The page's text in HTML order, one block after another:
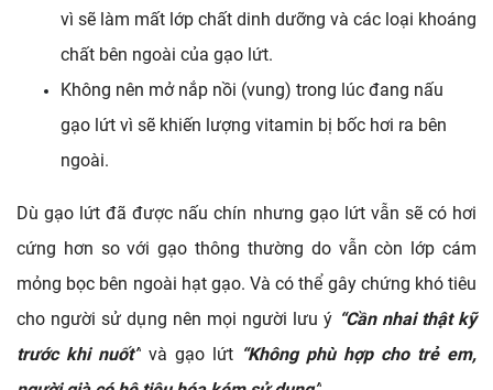
vì sẽ làm mất lớp chất dinh dưỡng và các loại khoáng
chất bên ngoài của gạo lứt.
Không nên mở nắp nồi (vung) trong lúc đang nấu
gạo lứt vì sẽ khiến lượng vitamin bị bốc hơi ra bên
ngoài.
Dù gạo lứt đã được nấu chín nhưng gạo lứt vẫn sẽ có hơi
cứng hơn so với gạo thông thường do vẫn còn lớp cám
mỏng bọc bên ngoài hạt gạo. Và có thể gây chứng khó tiêu
cho người sử dụng nên mọi người lưu ý “Cần nhai thật kỹ
trước khi nuốt” và gạo lứt “Không phù hợp cho trẻ em,